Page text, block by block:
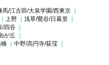
馬/江古田/大泉学園/西東京
上野
浅草/鶯谷/日暮里
/四谷
が丘
中野/高円寺/荻窪